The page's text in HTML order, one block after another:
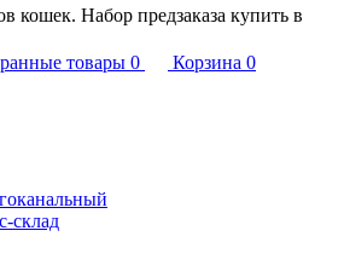
кошек. Набор предзаказа купить в
товары 0 Корзина 0
склад